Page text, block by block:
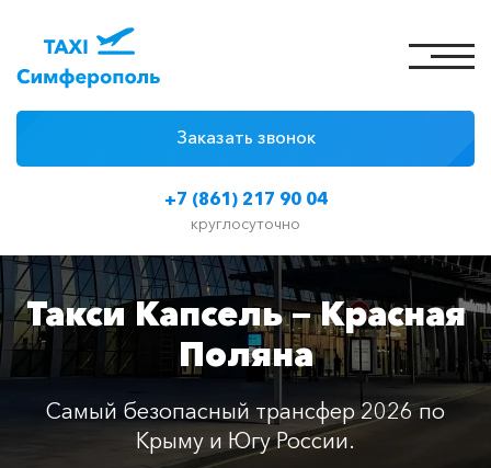
+7 (861) 217 90 04
круглосуточно
Заказать звонок
Цены на такси
Классы автомобилей
Отзывы
Контакты
Такси Капсель — Красная
Поляна
Самый безопасный трансфер 2026 по
Крыму и Югу России.